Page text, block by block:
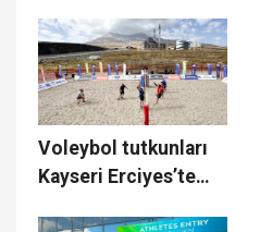
Voleybol tutkunları
Kayseri Erciyes’te